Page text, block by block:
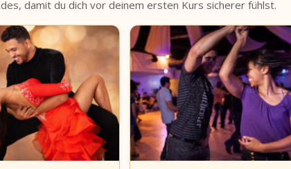
damit du dich vor deinem ersten Kurs sicherer fühlst.